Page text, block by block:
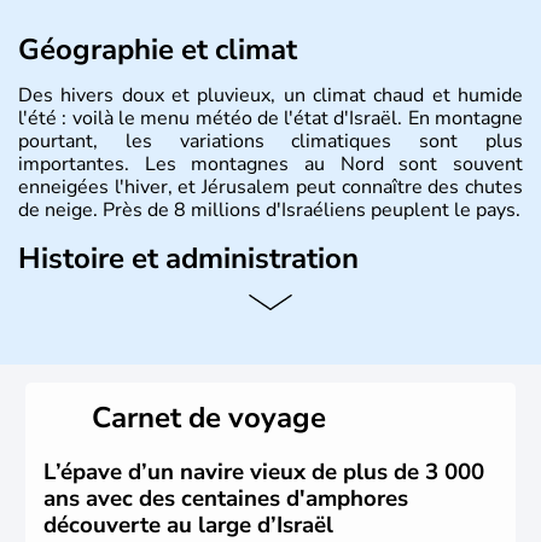
Géographie et climat
Des hivers doux et pluvieux, un climat chaud et humide
l'été : voilà le menu météo de l'état d'Israël. En montagne
pourtant, les variations climatiques sont plus
importantes. Les montagnes au Nord sont souvent
enneigées l'hiver, et Jérusalem peut connaître des chutes
de neige. Près de 8 millions d'Israéliens peuplent le pays.
Histoire et administration
L'Israël est un état de la partie est de la Méditerranée,
vrai essor économique dans le domaine des nouvelles
Carnet de voyage
L’épave d’un navire vieux de plus de 3 000
ans avec des centaines d'amphores
découverte au large d’Israël